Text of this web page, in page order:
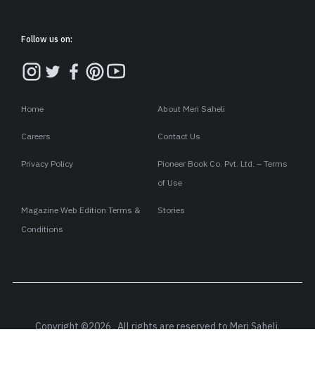
Follow us on:
Home About Meri Saheli
Careers Contact Us
Privacy Policy
Pioneer Book Co. Pvt. Ltd. – Terms
of Use
Magazine Web Edition Terms &
Conditions
Stories
Copyright ©2026 . All rights are reserved to Meri Saheli.